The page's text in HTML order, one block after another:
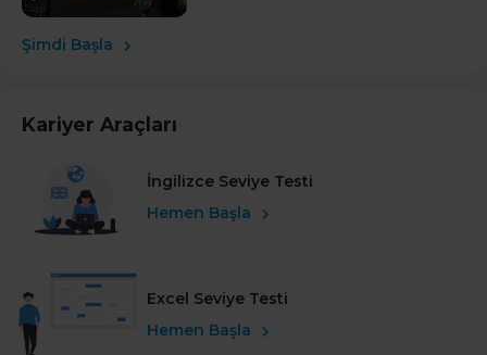
Şimdi Başla
Kariyer Araçları
İngilizce Seviye Testi
Hemen Başla
Excel Seviye Testi
Hemen Başla